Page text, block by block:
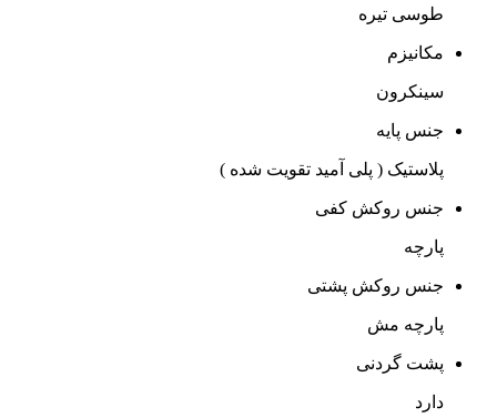
طوسی تیره
مکانیزم
سینکرون
جنس پایه
پلاستیک ( پلی آمید تقویت شده )
جنس روکش کفی
پارچه
جنس روکش پشتی
پارچه مش
پشت گردنی
دارد